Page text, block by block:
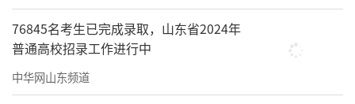
76845名考生已完成录取，山东省2024年
普通高校招录工作进行中
中华网山东频道